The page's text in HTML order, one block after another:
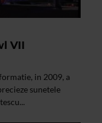
VII
in 2009, a
sunetele